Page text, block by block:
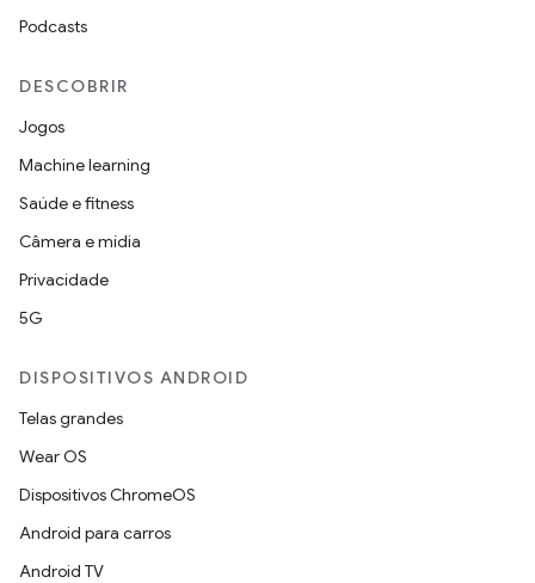
Podcasts
DESCOBRIR
Jogos
Machine learning
Saúde e fitness
Câmera e mídia
Privacidade
5G
DISPOSITIVOS ANDROID
Telas grandes
Wear OS
Dispositivos ChromeOS
Android para carros
Android TV